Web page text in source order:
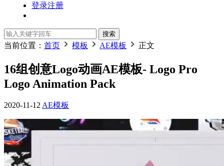
登录注册
搜索
当前位置： 首页 模板 AE模板 正文
16组创意Logo动画AE模板- Logo Pro
Logo Animation Pack
2020-11-12AE模板